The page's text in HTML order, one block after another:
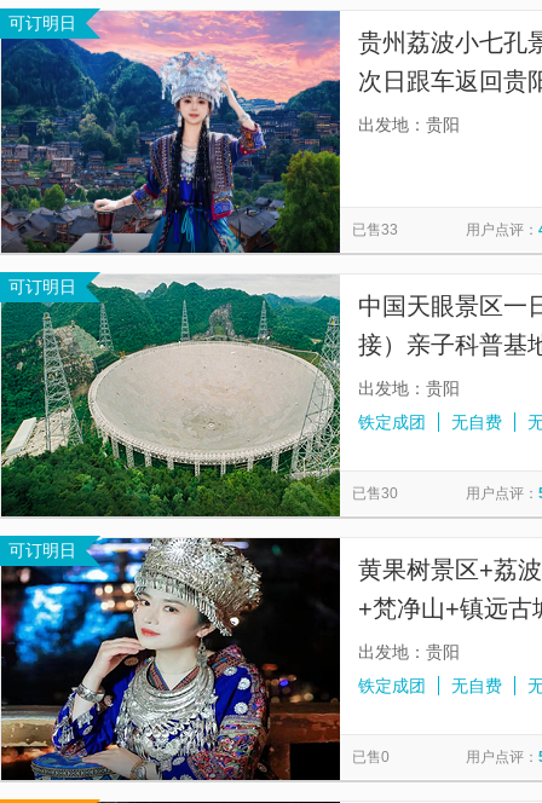
可订明日
贵州荔波小七孔
次日跟车返回贵
+不进任何购物
出发地：贵阳
已售33 用户点评：
可订明日
中国天眼景区一
接）亲子科普基
出发地：贵阳
铁定成团
无自费
已售30 用户点评：
可订明日
黄果树景区+荔
+梵净山+镇远古
景河景+头等舱
出发地：贵阳
铁定成团
无自费
已售0 用户点评：